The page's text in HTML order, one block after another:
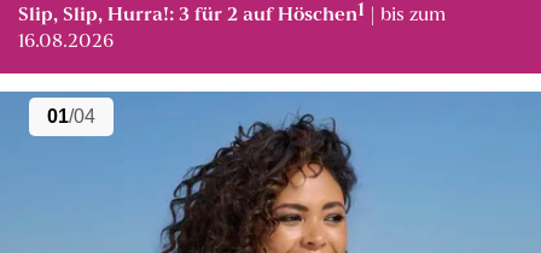
Slip, Slip, Hurra!: 3 für 2 auf Höschen1 | bis zum
16.08.2026
01/04